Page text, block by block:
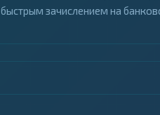
быстрым зачислением на